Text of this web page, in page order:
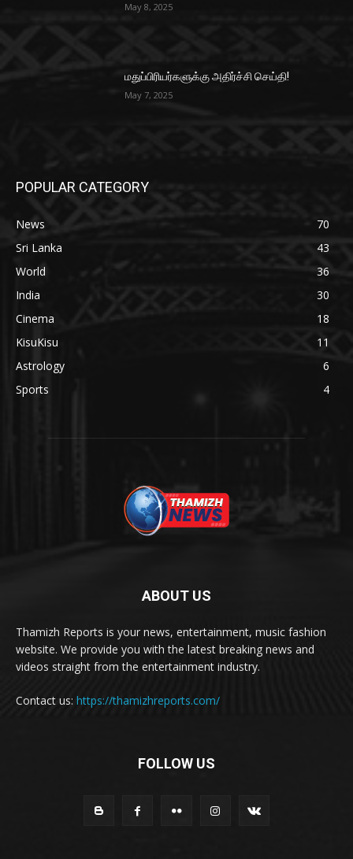
May 8, 2025
மதுப்பிரியர்களுக்கு அதிர்ச்சி செய்தி!
May 7, 2025
POPULAR CATEGORY
News
70
Sri Lanka
43
World
36
India
30
Cinema
18
KisuKisu
11
Astrology
6
Sports
4
ABOUT US
Thamizh Reports is your news, entertainment, music fashion
website. We provide you with the latest breaking news and
videos straight from the entertainment industry.
Contact us: https://thamizhreports.com/
FOLLOW US